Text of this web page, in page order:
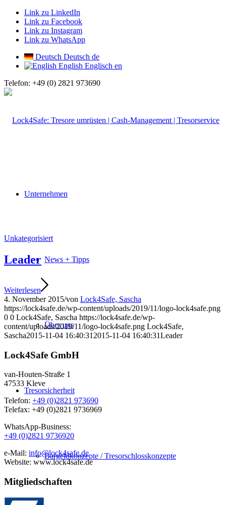
Link zu LinkedIn
Link zu Facebook
Link zu Instagram
Link zu WhatsApp
Deutsch Deutsch de
English Englisch en
Telefon: +49 (0) 2821 973690
Unternehmen
News + Tipps
Über uns
Tresorsicherheit
Bargeldkonzepte / Tresorschlosskonzepte
Unkategorisiert
Leader
Weiterlesen
4. November 2015/von Lock4Safe, Sascha
https://lock4safe.de/wp-content/uploads/2019/11/logo-lock4safe.png
0 0 Lock4Safe, Sascha https://lock4safe.de/wp-
content/uploads/2019/11/logo-lock4safe.png Lock4Safe,
Sascha2015-11-04 16:40:31 2015-11-04 16:40:31Leader
Lock4Safe GmbH
van-Houten-Straße 1
47533 Kleve
Telefon: +49 (0)2821 973690
Telefax: +49 (0)2821 9736969
WhatsApp-Business:
+49 (0)2821 9736920
e-Mail: info@lock4safe.de
Website: www.lock4safe.de
Mitgliedschaften